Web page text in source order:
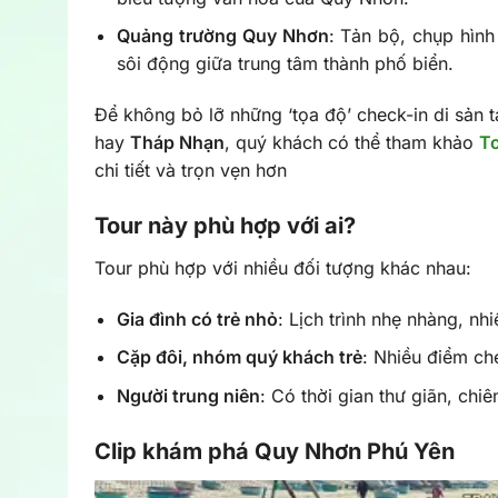
Quảng trường Quy Nhơn: Tản bộ, chụp
sôi động giữa trung tâm thành phố biển.
Để không bỏ lỡ những ‘tọa độ’ check-in di sản
hay Tháp Nhạn, quý khách có thể tham khảo
chi tiết và trọn vẹn hơn
Tour này phù hợp với ai?
Tour phù hợp với nhiều đối tượng khác nhau:
Gia đình có trẻ nhỏ: Lịch trình nhẹ nhàng,
Cặp đôi, nhóm quý khách trẻ: Nhiều điểm
Người trung niên: Có thời gian thư giãn,
Clip khám phá Quy Nhơn Phú Yên